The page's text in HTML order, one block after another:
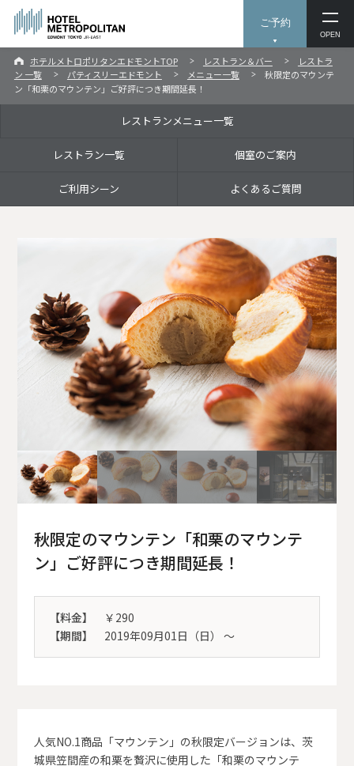
ご予約
OPEN
ホテルメトロポリタンエドモントTOP レストラン＆バー
レストラ
ン 一覧
パティスリーエドモント メニュー一覧
秋限定のマウンテ
ン「和栗のマウンテン」ご好評につき期間延長！
レストランメニュー一覧
レストラン一覧 個室のご案内
ご利用シーン よくあるご質問
秋限定のマウンテン「和栗のマウンテ
ン」ご好評につき期間延長！
【料金】
￥290
【期間】
2019年09月01日（日） 〜
人気NO.1商品「マウンテン」の秋限定バージョンは、茨
城県笠間産の和栗を贅沢に使用した「和栗のマウンテ